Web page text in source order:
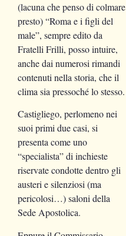
(lacuna che penso di colmare
presto) “Roma e i figli del
male”, sempre edito da
Fratelli Frilli, posso intuire,
anche dai numerosi rimandi
contenuti nella storia, che il
clima sia pressoché lo stesso.
Castigliego, perlomeno nei
suoi primi due casi, si
presenta come uno
“specialista” di inchieste
riservate condotte dentro gli
austeri e silenziosi (ma
pericolosi…) saloni della
Sede Apostolica.